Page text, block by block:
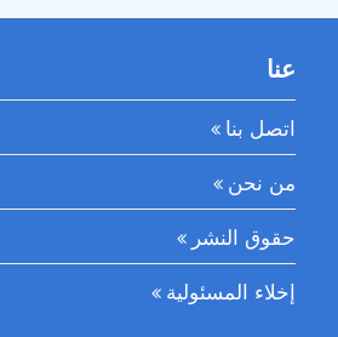
عنا
اتصل بنا
من نحن
حقوق النشر
إخلاء المسئولية